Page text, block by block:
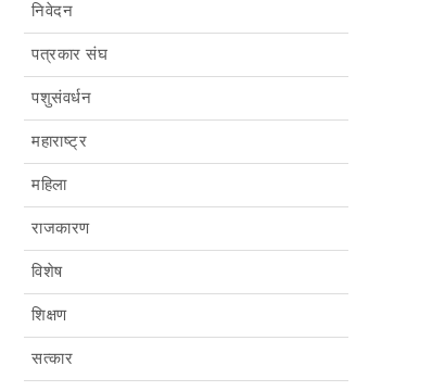
निवेदन
पत्रकार संघ
पशुसंवर्धन
महाराष्ट्र
महिला
राजकारण
विशेष
शिक्षण
सत्कार